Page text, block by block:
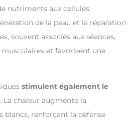
nutriments aux cellules,
de la peau et la réparation
souvent associés aux séances,
et favorisent une
stimulent également le
. La chaleur augmente la
blancs, renforçant la défense